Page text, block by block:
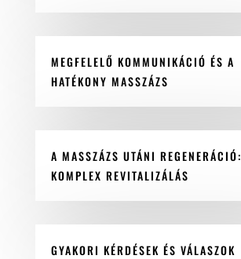
MEGFELELŐ KOMMUNIKÁCIÓ ÉS A
HATÉKONY MASSZÁZS
A MASSZÁZS UTÁNI REGENERÁCIÓ:
KOMPLEX REVITALIZÁLÁS
GYAKORI KÉRDÉSEK ÉS VÁLASZOK